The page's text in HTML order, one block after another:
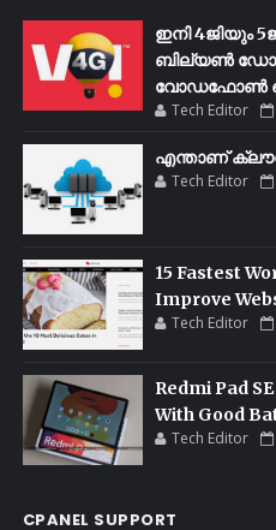
ഇനി 4ജിയും
ബില്യണ്‍
വോഡഫോണ്‍
Tech Editor
എന്താണ്
Tech Editor
15 Fastest
Improve
Tech Editor
Redmi Pad
With Good
Tech Editor
CPANEL SUPPORT